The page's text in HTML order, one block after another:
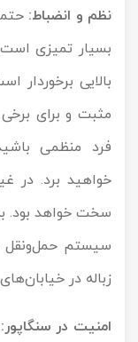
نظم و انضباط:
بسیار تمیزی
بالایی برخوردار
مثبت و برای
فرد منظمی
خواهید برد. در
سخت خواهد بود.
سیستم حمل‌ونقل
زباله در
امنیت در سنگاپور: